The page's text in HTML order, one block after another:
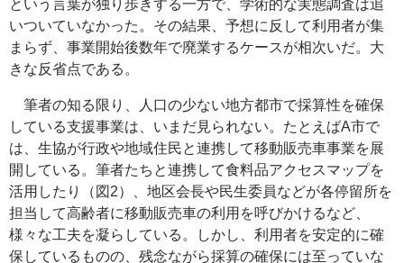
という言葉が独り歩きする一方で、学術的な実態調査は追
いついていなかった。その結果、予想に反して利用者が集
まらず、事業開始後数年で廃業するケースが相次いだ。大
きな反省点である。
筆者の知る限り、人口の少ない地方都市で採算性を確保
している支援事業は、いまだ見られない。たとえばA市で
は、生協が行政や地域住民と連携して移動販売車事業を展
開している。筆者たちと連携して食料品アクセスマップを
活用したり（図2）、地区会長や民生委員などが各停留所を
担当して高齢者に移動販売車の利用を呼びかけるなど、
様々な工夫を凝らしている。しかし、利用者を安定的に確
保しているものの、残念ながら採算の確保には至っていな